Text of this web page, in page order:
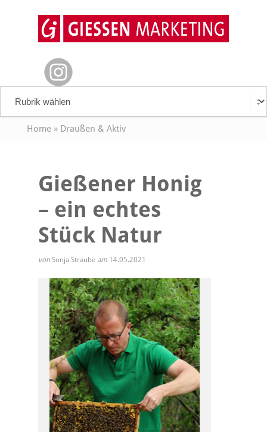
Home» Draußen & Aktiv
Gießener Honig
– ein echtes
Stück Natur
von Sonja Straube am 14.05.2021